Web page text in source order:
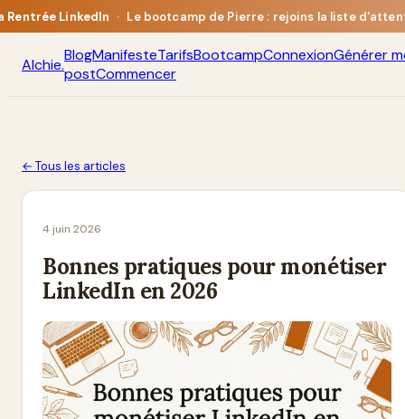
Rentrée LinkedIn · Le bootcamp de Pierre : rejoins la liste
Alchie.BlogManifesteTarifsBootcampConnexionGénérer
postCommencer
← Tous les articles
4 juin 2026
Bonnes pratiques pour monétiser
LinkedIn en 2026